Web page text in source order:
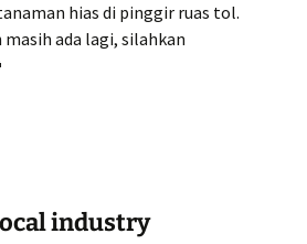
hias di pinggir ruas tol.
masih ada lagi, silahkan
industry